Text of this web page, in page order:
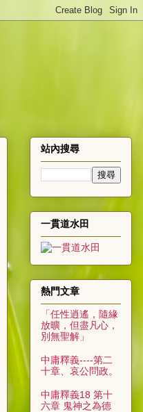
站內搜尋
一貫道水田
熱門文章
「任性逍遙，隨緣
放曠，但盡凡心，
別無聖解」
中庸釋義----第二
十章、哀公問政。
中庸釋義18 第十
六章 鬼神之為德